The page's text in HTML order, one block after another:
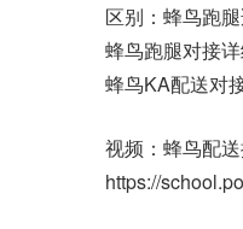
区别：蜂鸟跑
蜂鸟跑腿对接
蜂鸟KA配送对
视频：蜂鸟配
https://